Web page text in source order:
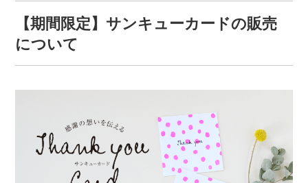
【期間限定】サンキューカードの販売
について